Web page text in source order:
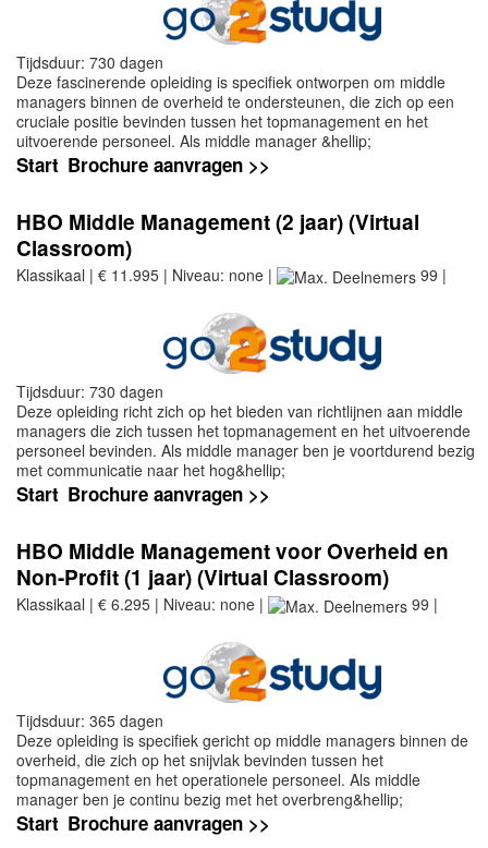
Tijdsduur: 730 dagen
Deze fascinerende opleiding is specifiek ontworpen om middle
managers binnen de overheid te ondersteunen, die zich op een
cruciale positie bevinden tussen het topmanagement en het
uitvoerende personeel. Als middle manager &hellip;
Start Brochure aanvragen >>
HBO Middle Management (2 jaar) (Virtual
Classroom)
Klassikaal | € 11.995 | Niveau: none | 99 |
Tijdsduur: 730 dagen
Deze opleiding richt zich op het bieden van richtlijnen aan middle
managers die zich tussen het topmanagement en het uitvoerende
personeel bevinden. Als middle manager ben je voortdurend bezig
met communicatie naar het hog&hellip;
Start Brochure aanvragen >>
HBO Middle Management voor Overheid en
Non-Profit (1 jaar) (Virtual Classroom)
Klassikaal | € 6.295 | Niveau: none | 99 |
Tijdsduur: 365 dagen
Deze opleiding is specifiek gericht op middle managers binnen de
overheid, die zich op het snijvlak bevinden tussen het
topmanagement en het operationele personeel. Als middle
manager ben je continu bezig met het overbreng&hellip;
Start Brochure aanvragen >>